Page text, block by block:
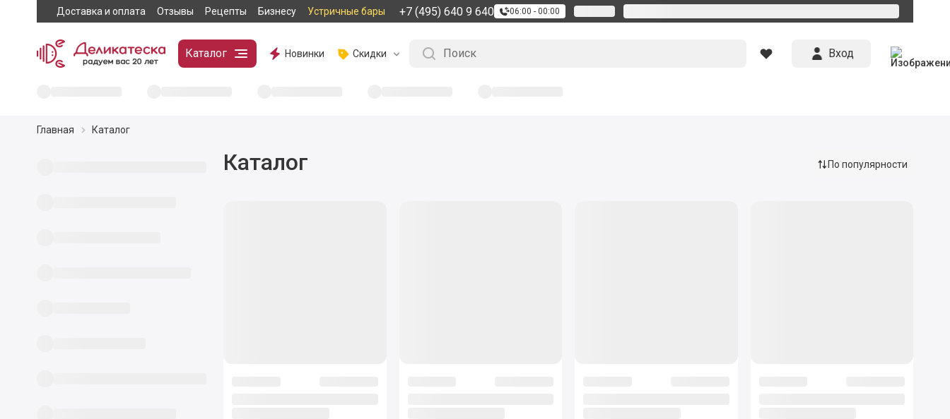
Доставка и оплата Отзывы Рецепты Бизнесу Устричные бары +7 (495) 640 9 640 06:00 - 00:00
Каталог Новинки Скидки Вход
Главная Каталог
Каталог По популярности